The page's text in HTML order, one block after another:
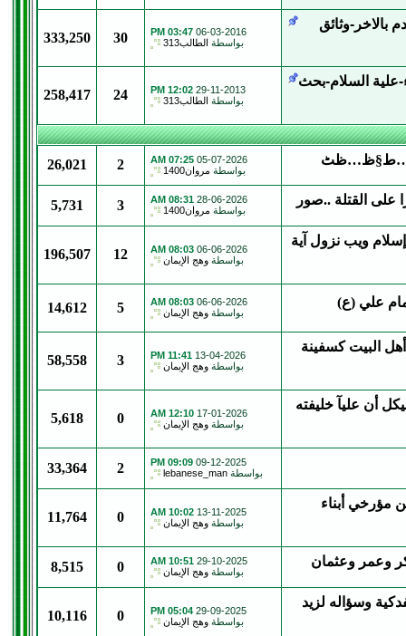
بالاخر-وثائق 06-03-2016
03:47 PM
بواسطة الطالب313 30
333,250
علية السلام-بحث
29-11-2013
12:02 PM
بواسطة الطالب313 24
258,417
05-07-2026
07:25 AM
بواسطة مروان1400 2
26,021
على القتلة ..صور 28-06-2026
08:31 AM
بواسطة مروان1400 3
5,731
ويب نزول آية
06-06-2026
08:03 AM
بواسطة وهج الإيمان 12
196,507
علي (ع) 06-06-2026
08:03 AM
بواسطة وهج الإيمان 5
14,612
البيت كسفينة
13-04-2026
11:41 PM
بواسطة وهج الإيمان 3
58,558
أن عليآ خليفته
17-01-2026
12:10 AM
بواسطة وهج الإيمان 0
5,618
09-12-2025
09:09 PM
بواسطة lebanese_man
2
33,364
مؤرخي أبناء
13-11-2025
10:02 AM
بواسطة وهج الإيمان 0
11,764
وعمر وعثمان 29-10-2025
10:51 AM
بواسطة وهج الإيمان 0
8,515
وسؤاله لزيد
29-09-2025
05:04 PM
بواسطة وهج الإيمان 0
10,116